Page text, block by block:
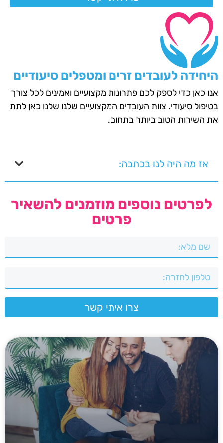
היחידה לעובדים זרים ומטפלים סיעודיים
אנו כאן כדי לספק לכם פתרונות מקצועיים ואמינים לכל צורך
בטיפול סיעודי. צוות העובדים המקצועיים שלנו שלנו כאן לתת
את השירות הטוב ביותר בתחום.
אז מה היה לנו בכתבה:
לפרטים נוספים מוזמנים להשאיר
פרטים
צרו איתי קשר